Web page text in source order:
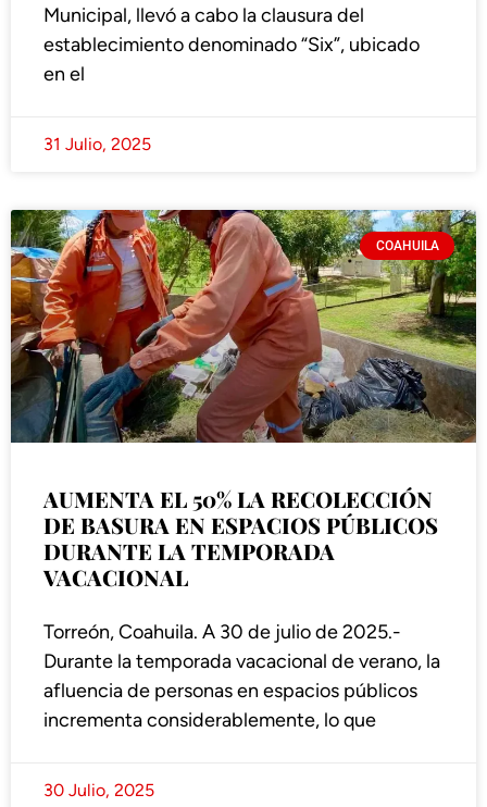
Municipal, llevó a cabo la clausura del
establecimiento denominado “Six”, ubicado
en el
31 Julio, 2025
COAHUILA
AUMENTA EL 50% LA RECOLECCIÓN
DE BASURA EN ESPACIOS PÚBLICOS
DURANTE LA TEMPORADA
VACACIONAL
Torreón, Coahuila. A 30 de julio de 2025.-
Durante la temporada vacacional de verano, la
afluencia de personas en espacios públicos
incrementa considerablemente, lo que
30 Julio, 2025